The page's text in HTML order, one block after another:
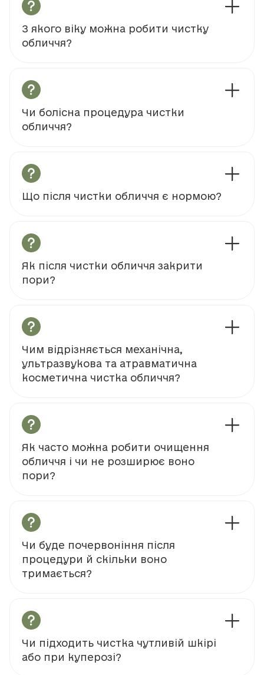
З якого віку можна робити чистку
обличчя?
Чи болісна процедура чистки
обличчя?
Що після чистки обличчя є нормою?
Як після чистки обличчя закрити
пори?
Чим відрізняється механічна,
ультразвукова та атравматична
косметична чистка обличчя?
Як часто можна робити очищення
обличчя і чи не розширює воно
пори?
Чи буде почервоніння після
процедури й скільки воно
тримається?
Чи підходить чистка чутливій шкірі
або при куперозі?